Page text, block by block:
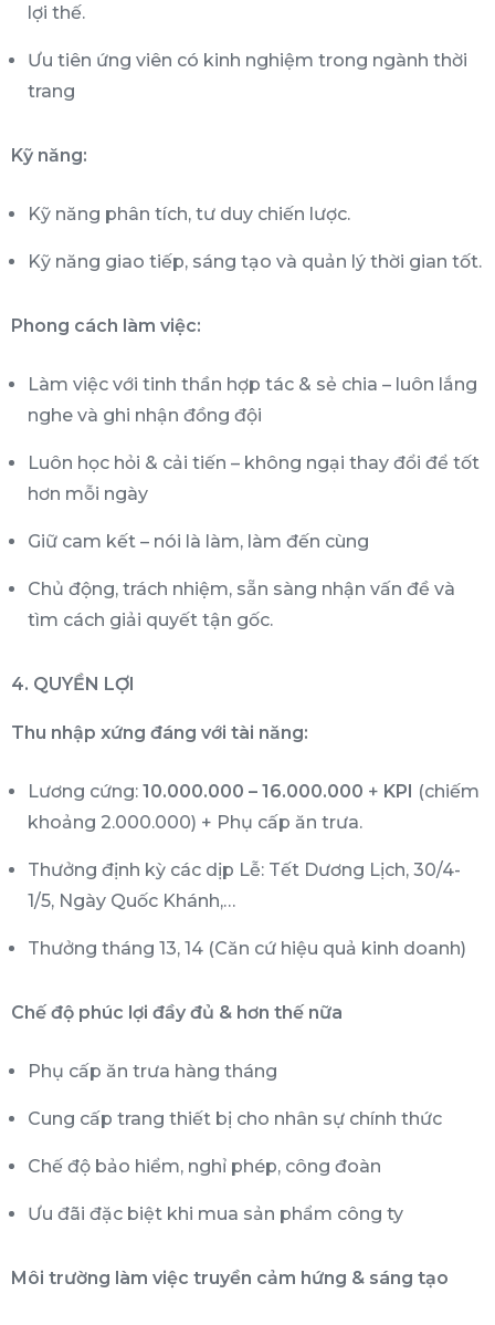
lợi thế.
Ưu tiên ứng viên có kinh nghiệm trong ngành thời
trang
Kỹ năng:
Kỹ năng phân tích, tư duy chiến lược.
Kỹ năng giao tiếp, sáng tạo và quản lý thời gian tốt.
Phong cách làm việc:
Làm việc với tinh thần hợp tác & sẻ chia – luôn lắng
nghe và ghi nhận đồng đội
Luôn học hỏi & cải tiến – không ngại thay đổi để tốt
hơn mỗi ngày
Giữ cam kết – nói là làm, làm đến cùng
Chủ động, trách nhiệm, sẵn sàng nhận vấn đề và
tìm cách giải quyết tận gốc.
4. QUYỀN LỢI
Thu nhập xứng đáng với tài năng:
Lương cứng: 10.000.000 – 16.000.000 + KPI (chiếm
khoảng 2.000.000) + Phụ cấp ăn trưa.
Thưởng định kỳ các dịp Lễ: Tết Dương Lịch, 30/4-
1/5, Ngày Quốc Khánh,…
Thưởng tháng 13, 14 (Căn cứ hiệu quả kinh doanh)
Chế độ phúc lợi đầy đủ & hơn thế nữa
Phụ cấp ăn trưa hàng tháng
Cung cấp trang thiết bị cho nhân sự chính thức
Chế độ bảo hiểm, nghỉ phép, công đoàn
Ưu đãi đặc biệt khi mua sản phẩm công ty
Môi trường làm việc truyền cảm hứng & sáng tạo